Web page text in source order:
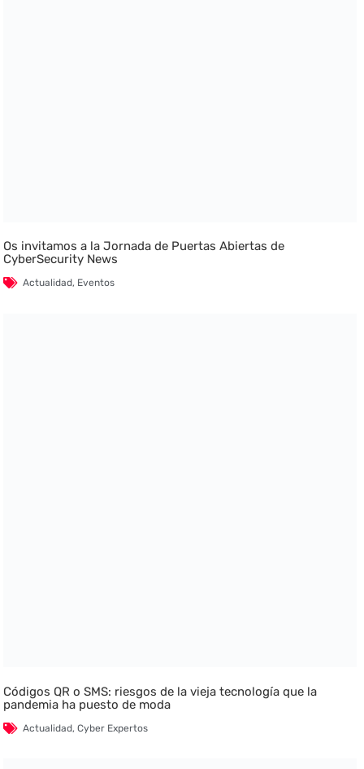
Os invitamos a la Jornada de Puertas Abiertas de
CyberSecurity News
Actualidad, Eventos
Códigos QR o SMS: riesgos de la vieja tecnología que la
pandemia ha puesto de moda
Actualidad,Cyber Expertos